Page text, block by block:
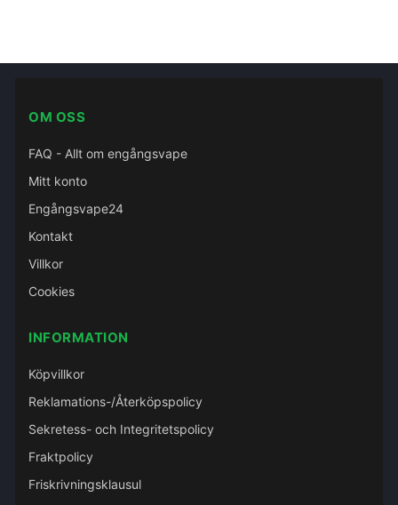
OM OSS
FAQ - Allt om engångsvape
Mitt konto
Engångsvape24
Kontakt
Villkor
Cookies
INFORMATION
Köpvillkor
Reklamations-/Återköpspolicy
Sekretess- och Integritetspolicy
Fraktpolicy
Friskrivningsklausul